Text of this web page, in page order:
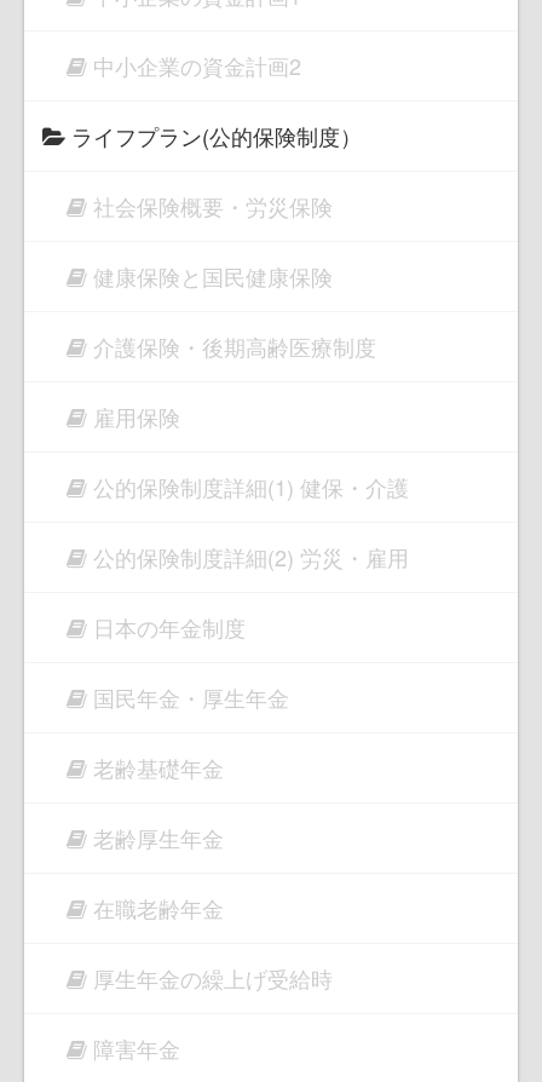
中小企業の資金計画2
ライフプラン(公的保険制度）
社会保険概要・労災保険
健康保険と国民健康保険
介護保険・後期高齢医療制度
雇用保険
公的保険制度詳細(1) 健保・介護
公的保険制度詳細(2) 労災・雇用
日本の年金制度
国民年金・厚生年金
老齢基礎年金
老齢厚生年金
在職老齢年金
厚生年金の繰上げ受給時
障害年金